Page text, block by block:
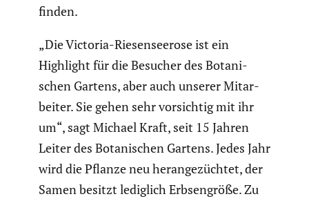
finden.
„Die Victoria-Riesen­see­rose ist ein
Highlight für die Besucher des Botani­
schen Gartens, aber auch unserer Mitar­
beiter. Sie gehen sehr vorsichtig mit ihr
um“, sagt Michael Kraft, seit 15 Jahren
Leiter des Botani­schen Gartens. Jedes Jahr
wird die Pflanze neu heran­ge­züchtet, der
Samen besitzt lediglich Erbsen­größe. Zu